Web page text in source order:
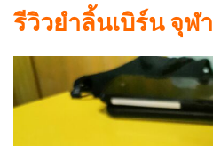
รีวิวยำลิ้นเบิร์น จุฬา